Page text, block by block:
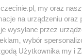
my oraz
na urządzeniu
wysyłane przez
wybór
Użytkownika my i